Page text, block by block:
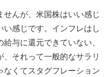
んが、米国株はいい感じ
感じです。インフレはし
与に還元できていない、
それって一般的なサラリ
くてスタグフレーション